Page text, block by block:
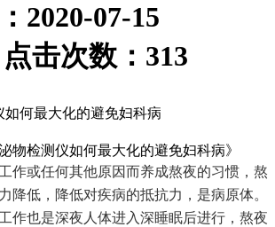
2020-07-15
击次数： 313
如何最大化的避免妇科病
物检测仪如何最大化的避免妇科病》
作或任何其他原因而养成熬夜的习惯，熬
降低，降低对疾病的抵抗力，是病原体。
作也是深夜人体进入深睡眠后进行，熬夜